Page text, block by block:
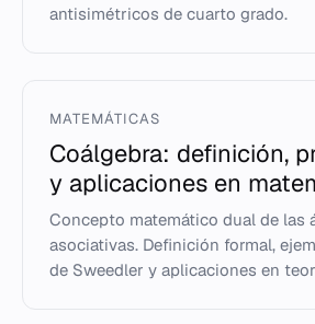
antisimétricos de cuarto grado.
MATEMÁTICAS
Coálgebra: definición,
y aplicaciones en
Concepto matemático dual de las
asociativas. Definición formal,
de Sweedler y aplicaciones en